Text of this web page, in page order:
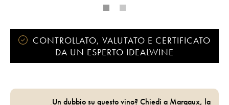
CONTROLLATO, VALUTATO E CERTIFICATO
DA UN ESPERTO IDEALWINE
Un dubbio su questo vino? Chiedi a Margaux, la